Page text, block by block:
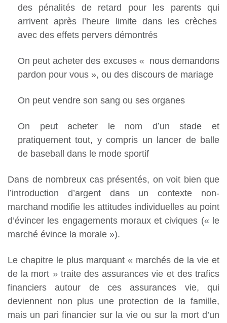
des pénalités de retard pour les parents qui
arrivent après l’heure limite dans les crèches
avec des effets pervers démontrés
On peut acheter des excuses « nous demandons
pardon pour vous », ou des discours de mariage
On peut vendre son sang ou ses organes
On peut acheter le nom d’un stade et
pratiquement tout, y compris un lancer de balle
de baseball dans le mode sportif
Dans de nombreux cas présentés, on voit bien que
l’introduction d’argent dans un contexte non-
marchand modifie les attitudes individuelles au point
d’évincer les engagements moraux et civiques (« le
marché évince la morale »).
Le chapitre le plus marquant « marchés de la vie et
de la mort » traite des assurances vie et des trafics
financiers autour de ces assurances vie, qui
deviennent non plus une protection de la famille,
mais un pari financier sur la vie ou sur la mort d’un